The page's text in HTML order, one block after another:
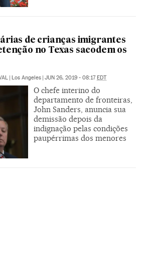
de crianças imigrantes
no Texas sacodem os
| Los Angeles | JUN 26, 2019 - 08:17EDT
O chefe interino do
departamento de fronteiras,
John Sanders, anuncia sua
demissão depois da
indignação pelas condições
paupérrimas dos menores